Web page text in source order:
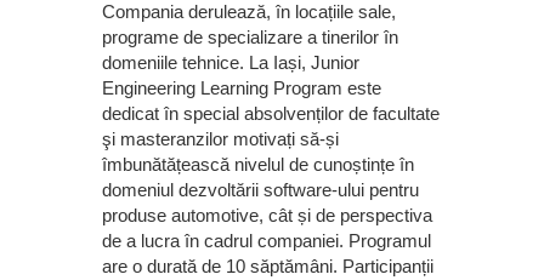
Compania derulează, în locațiile sale,
programe de specializare a tinerilor în
domeniile tehnice. La Iași, Junior
Engineering Learning Program este
dedicat în special absolvenților de facultate
şi masteranzilor motivați să-și
îmbunătățească nivelul de cunoștințe în
domeniul dezvoltării software-ului pentru
produse automotive, cât și de perspectiva
de a lucra în cadrul companiei. Programul
are o durată de 10 săptămâni. Participanții